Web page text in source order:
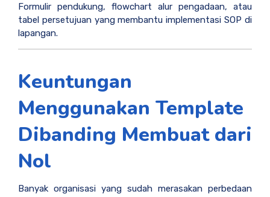
Formulir pendukung, flowchart alur pengadaan, atau
tabel persetujuan yang membantu implementasi SOP di
lapangan.
Keuntungan
Menggunakan Template
Dibanding Membuat dari
Nol
Banyak organisasi yang sudah merasakan perbedaan